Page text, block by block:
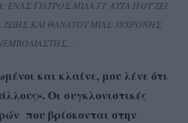
ΕΝΑΣ ΓΙΑΤΡΟΣ ΜΙΛΑ ΓΙ’ ΑΥΤΑ ΠΟΥ ΖΕΙ
ΖΩΗΣ ΚΑΙ ΘΑΝΑΤΟΥ ΜΙΑΣ 38ΧΡΟΝΗΣ
και κλαίνε, μου λένε ότι
Οι συγκλονιστικές
που βρίσκονται στην